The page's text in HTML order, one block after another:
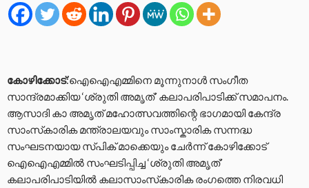
കോഴിക്കോട്:ഐഐഎമ്മിനെ മൂന്നുനാൾ സംഗീത
സാന്ദ്രമാക്കിയ ‘ശ്രുതി അമൃത്’ കലാപരിപാടിക്ക് സമാപനം.
ആസാദി കാ അമൃത് മഹോത്സവത്തിന്റെ ഭാഗമായി കേന്ദ്ര
സാംസ്‌കാരിക മന്ത്രാലയവും സാംസ്കാരിക സന്നദ്ധ
സംഘടനയായ സ്പിക് മാക്കെയും ചേർന്ന് കോഴിക്കോട്
ഐഐഎമ്മില്‍ സംഘടിപ്പിച്ച ‘ശ്രുതി അമൃത്’
കലാപരിപാടിയിൽ കലാസാംസ്‌കാരിക രംഗത്തെ നിരവധി